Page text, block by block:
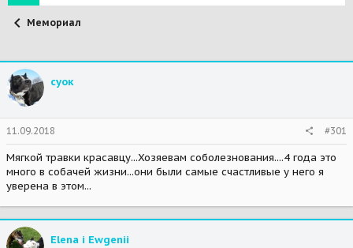
Мемориал
суок
11.09.2018 #301
Мягкой травки красавцу...Хозяевам соболезнования....4 года это
много в собачей жизни...они были самые счастливые у него я
уверена в этом...
Elena i Ewgenii